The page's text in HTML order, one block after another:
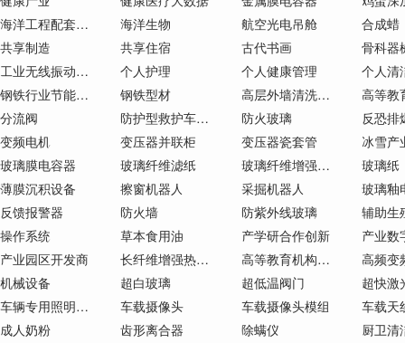
海洋工程配套设备制造
海洋生物 航空光电吊舱
合成蜡
共享制造
共享住宿 古代书画
骨科器
工业无线振动传感器
个人护理
个人健康管理
钢铁行业节能减排
钢铁型材 高层外墙清洗机器人
高等教
分流阀
防护型救护车（C类） 防火玻璃
反恐排
变频电机
变压器并联柜
变压器瓷套管
玻璃膜电容器
玻璃纤维滤纸 玻璃纤维增强复合材料（GFRP）
玻璃纸
薄膜沉积设备
擦窗机器人 采掘机器人
玻璃釉
反馈报警器
防火墙
防紫外线玻璃
操作系统
草本食用油 产学研合作创新
产业数
产业园区开发商
长纤维增强热塑性复合材料（LFT）
高等教育机构招生
机械设备
超白玻璃 超低温阀门
超快激
车辆专用照明及电气信号设备
车载摄像头 车载摄像头模组
车载天
成人奶粉
齿形离合器 除螨仪
厨卫清